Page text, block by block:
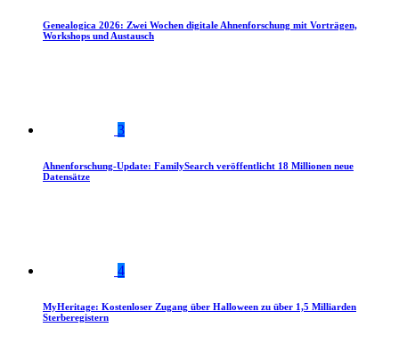
Genealogica 2026: Zwei Wochen digitale Ahnenforschung mit Vorträgen,
Workshops und Austausch
3
Ahnenforschung-Update: FamilySearch veröffentlicht 18 Millionen neue
Datensätze
4
MyHeritage: Kostenloser Zugang über Halloween zu über 1,5 Milliarden
Sterberegistern